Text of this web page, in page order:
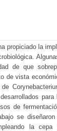
propiciado la
de que
de vista
de
se
la cepa